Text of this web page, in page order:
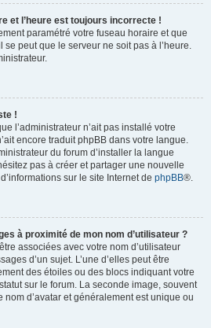
et l’heure est toujours incorrecte !
paramétré votre fuseau horaire et que
se peut que le serveur ne soit pas à l’heure.
!
l’administrateur n’ait pas installé votre
encore traduit phpBB dans votre langue.
du forum d’installer la langue
pas à créer et partager une nouvelle
sur le site Internet de phpBB®.
à proximité de mon nom d’utilisateur ?
associées avec votre nom d’utilisateur
d’un sujet. L’une d’elles peut être
des étoiles ou des blocs indiquant votre
sur le forum. La seconde image, souvent
d’avatar et généralement est unique ou